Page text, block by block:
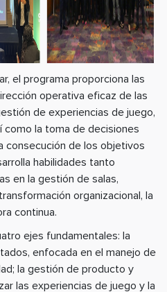
el programa proporciona las
operativa eficaz de las
de experiencias de juego,
como la toma de decisiones
consecución de los objetivos
habilidades tanto
en la gestión de salas,
organizacional, la
continua.
ejes fundamentales: la
enfocada en el manejo de
la gestión de producto y
las experiencias de juego y la